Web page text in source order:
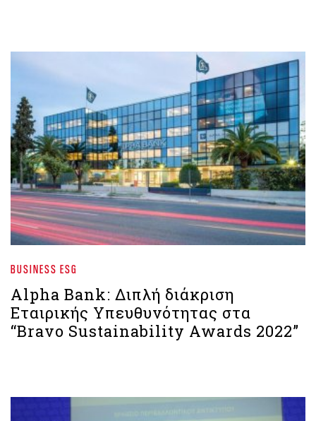
BUSINESS ESG
Alpha Bank: Διπλή διάκριση
Εταιρικής Υπευθυνότητας στα
“Bravo Sustainability Awards 2022”